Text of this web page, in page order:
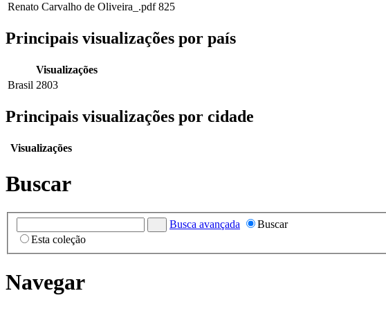
Renato Carvalho de Oliveira_.pdf 825
Principais visualizações por país
Visualizações
Brasil 2803
Principais visualizações por cidade
Visualizações
Buscar
Busca avançada
Buscar
Esta coleção
Navegar